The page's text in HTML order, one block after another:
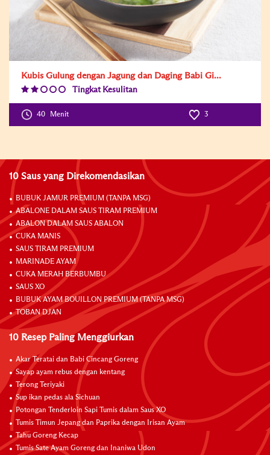
Kubis Gulung dengan Jagung dan Daging Babi Gi...
Tingkat Kesulitan
Level:2
40 Menit 3
10 Saus yang Direkomendasikan
BUBUK JAMUR PREMIUM (TANPA MSG)
ABALONE DALAM SAUS TIRAM PREMIUM
ABALON DALAM SAUS ABALON
CUKA MANIS
SAUS TIRAM PREMIUM
MARINADE AYAM
CUKA MERAH BERBUMBU
SAUS XO
BUBUK AYAM BOUILLON PREMIUM (TANPA MSG)
TOBAN DJAN
10 Resep Paling Menggiurkan
Akar Teratai dan Babi Cincang Goreng
Sayap ayam rebus dengan kentang
Terong Teriyaki
Sup ikan pedas ala Sichuan
Potongan Tenderloin Sapi Tumis dalam Saus XO
Tumis Timun Jepang dan Paprika dengan Irisan Ayam
Tahu Goreng Kecap
Tumis Sate Ayam Goreng dan Inaniwa Udon